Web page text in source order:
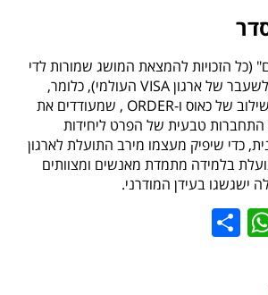
(כל הזכויות להמצאת המושג שמורות לדי
של ארגוןVISA העולמי), כלומר,
של כאוס ו-ORDER , שמעודדים את
טבעית של הפרט ליחידות
כדי שיפיק מעצמו מירב התועלת לארגון
בלמידה מתמדת מאנשים ומצוותים
ישגשגו בעידן המודרני.
WhatsApp